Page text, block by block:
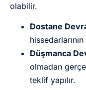
olabilir.
Dostane
Düşmanca
olmadan
teklif yapılır.